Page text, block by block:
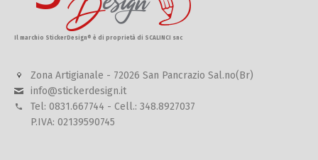
Il marchio StickerDesign® è di proprietà di SCALINCI snc
Zona Artigianale - 72026 San Pancrazio Sal.no(Br)
info@stickerdesign.it
Tel: 0831.667744 - Cell.: 348.8927037
P.IVA: 02139590745